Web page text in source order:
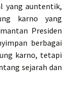
yang auntentik,
karno yang
Presiden
berbagai
karno, tetapi
sejarah dan